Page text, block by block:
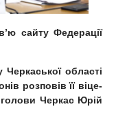
’ю сайту Федерації
області
розповів її віце-
голови Черкас Юрій